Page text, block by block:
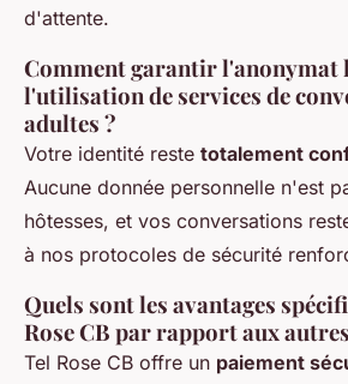
d'attente.
Comment garantir l'anonymat
l'utilisation de services de
adultes ?
Votre identité reste totalement
Aucune donnée personnelle n'est
hôtesses, et vos conversations
à nos protocoles de sécurité
Quels sont les avantages
Rose CB par rapport aux
Tel Rose CB offre un paiement